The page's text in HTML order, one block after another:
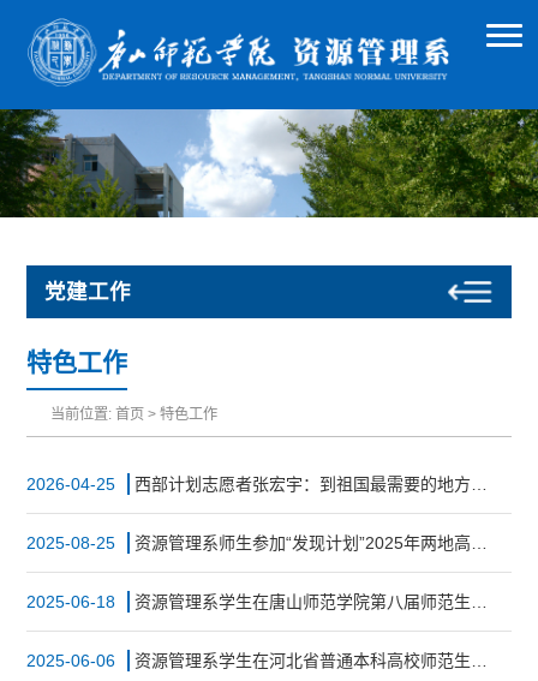
党建工作
特色工作
当前位置:首页 >特色工作
2026-04-25
2025-08-25
2025-06-18
2025-06-06